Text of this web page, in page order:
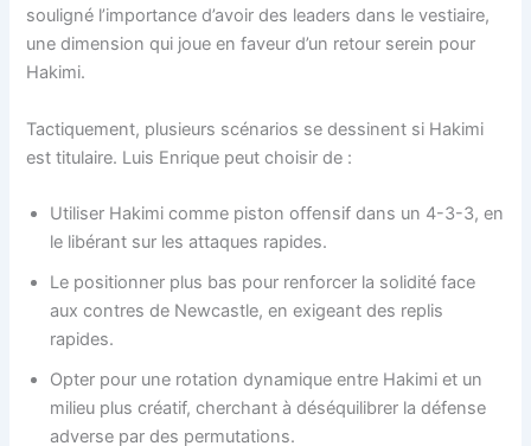
souligné l’importance d’avoir des leaders dans le vestiaire,
une dimension qui joue en faveur d’un retour serein pour
Hakimi.
Tactiquement, plusieurs scénarios se dessinent si Hakimi
est titulaire. Luis Enrique peut choisir de :
Utiliser Hakimi comme piston offensif dans un 4-3-3, en
le libérant sur les attaques rapides.
Le positionner plus bas pour renforcer la solidité face
aux contres de Newcastle, en exigeant des replis
rapides.
Opter pour une rotation dynamique entre Hakimi et un
milieu plus créatif, cherchant à déséquilibrer la défense
adverse par des permutations.